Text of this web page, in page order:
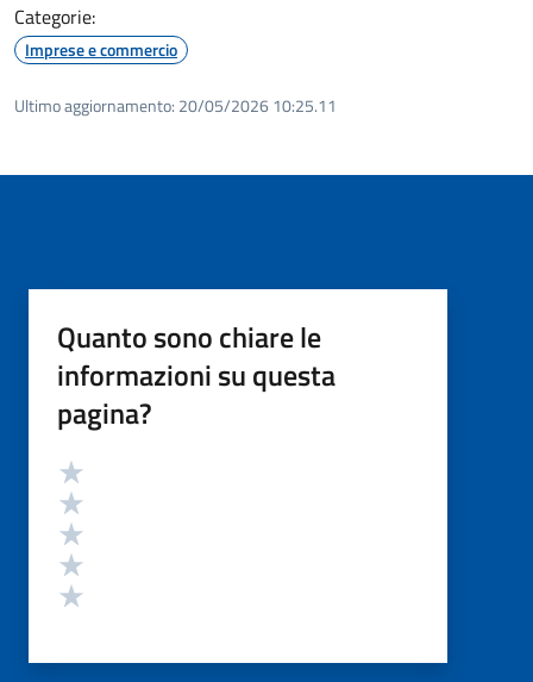
Categorie:
Imprese e commercio
Ultimo aggiornamento: 20/05/2026 10:25.11
Quanto sono chiare le
informazioni su questa
pagina?
Valutazione